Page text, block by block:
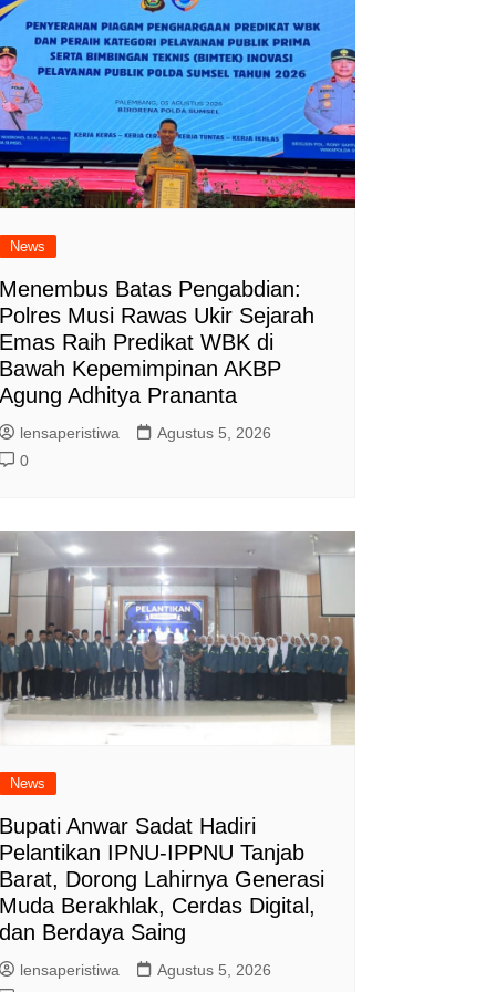
News
Batas Pengabdian:
Musi Rawas Ukir Sejarah
Raih Predikat WBK di
Kepemimpinan AKBP
Adhitya Prananta
lensaperistiwa
Agustus 5, 2026
0
News
Anwar Sadat Hadiri
IPNU-IPPNU Tanjab
Dorong Lahirnya Generasi
Berakhlak, Cerdas Digital,
Berdaya Saing
lensaperistiwa
Agustus 5, 2026